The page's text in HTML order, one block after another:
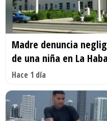
Madre denuncia
de una niña en La
Hace 1 día